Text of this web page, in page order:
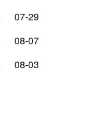
07-29
08-07
08-03